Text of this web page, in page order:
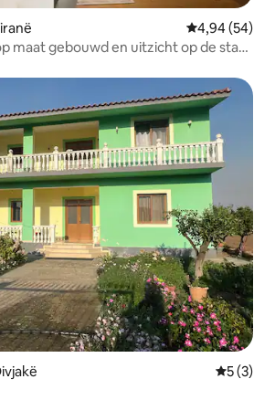
Gemiddelde
4,94 (54)
maat gebouwd en uitzicht op de stad
5 (3)